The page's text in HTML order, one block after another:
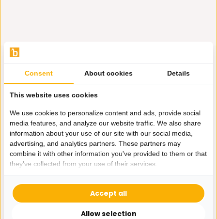
Hulp nodig?
Whatsapp ons
0162-231130
klantenservice@bazaaronline.nl
Consent About cookies Details
This website uses cookies
We use cookies to personalize content and ads, provide social
media features, and analyze our website traffic. We also share
information about your use of our site with our social media,
advertising, and analytics partners. These partners may
combine it with other information you've provided to them or that
they've collected from your use of their services.
Allow selection
Accept all